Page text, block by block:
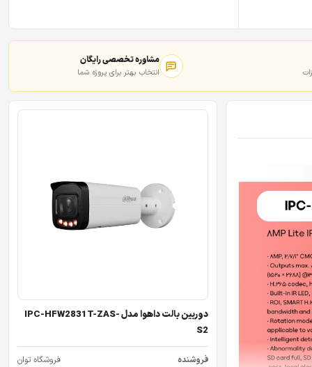
مشاوره تخصصی رایگان
انتخاب بهتر برای پروژه شما
دوربین بالت داهوا مدل IPC-HFW2831T-ZAS-
S2
فروشنده
فروشگاه توان